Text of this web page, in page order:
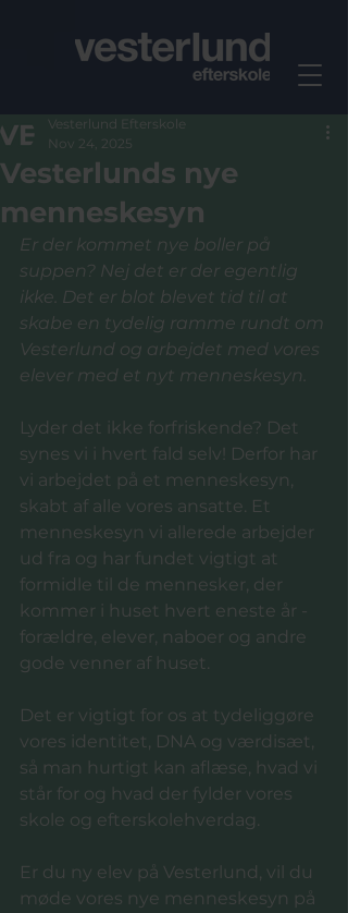
Vesterlunds nye
menneskesyn
Vesterlund Efterskole
Nov 24, 2025
Er der kommet nye boller på
suppen? Nej det er der egentlig
ikke. Det er blot blevet tid til at
skabe en tydelig ramme rundt om
Vesterlund og arbejdet med vores
elever med et nyt menneskesyn.
Lyder det ikke forfriskende? Det
synes vi i hvert fald selv! Derfor har
vi arbejdet på et menneskesyn,
skabt af alle vores ansatte. Et
menneskesyn vi allerede arbejder
ud fra og har fundet vigtigt at
formidle til de mennesker, der
kommer i huset hvert eneste år -
forældre, elever, naboer og andre
gode venner af huset.
Det er vigtigt for os at tydeliggøre
vores identitet, DNA og værdisæt,
så man hurtigt kan aflæse, hvad vi
står for og hvad der fylder vores
skole og efterskolehverdag.
Er du ny elev på Vesterlund, vil du
møde vores nye menneskesyn på